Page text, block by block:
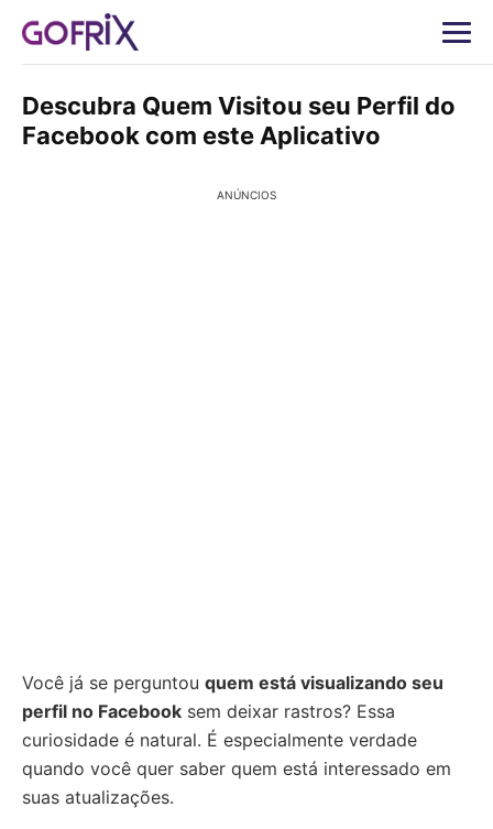
Descubra Quem Visitou seu Perfil do
Facebook com este Aplicativo
ANÚNCIOS
Você já se perguntou quem está visualizando seu
perfil no Facebook sem deixar rastros? Essa
curiosidade é natural. É especialmente verdade
quando você quer saber quem está interessado em
suas atualizações.